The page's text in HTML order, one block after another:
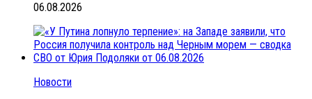
06.08.2026
Новости